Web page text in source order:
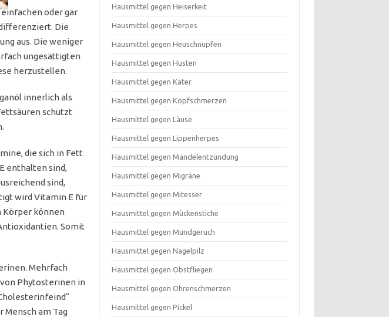
oder gar
Die
aus. Die weniger
ungesättigten
herzustellen.
innerlich als
schützt
die sich in Fett
enthalten sind,
sind,
wird Vitamin E für
Körper können
Somit
Mehrfach
Phytosterinen in
am Tag
Hausmittel gegen Heiserkeit
Hausmittel gegen Herpes
Hausmittel gegen Heuschnupfen
Hausmittel gegen Husten
Hausmittel gegen Kater
Hausmittel gegen Kopfschmerzen
Hausmittel gegen Läuse
Hausmittel gegen Lippenherpes
Hausmittel gegen Mandelentzündung
Hausmittel gegen Migräne
Hausmittel gegen Mitesser
Hausmittel gegen Mückenstiche
Hausmittel gegen Mundgeruch
Hausmittel gegen Nagelpilz
Hausmittel gegen Obstfliegen
Hausmittel gegen Ohrenschmerzen
Hausmittel gegen Pickel